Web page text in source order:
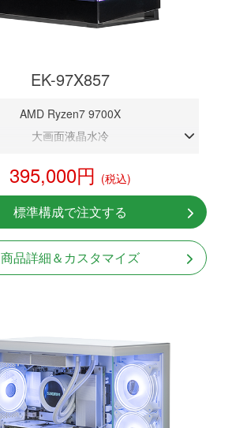
EK-97X857
AMD Ryzen7 9700X
大画面液晶水冷
RTX 5070 12GB
NVMeSSD 1TB
無線LAN Bluetooth対応
Windows11 Home 64bit
395,000円 (税込)
標準構成で注文する
商品詳細＆カスタマイズ